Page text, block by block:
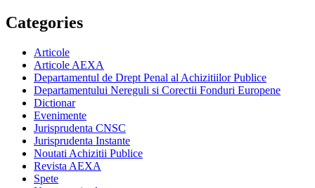
Categories
Articole
Articole AEXA
Departamentul de Drept Penal al Achizitiilor Publice
Departamentului Nereguli si Corectii Fonduri Europene
Dictionar
Evenimente
Jurisprudenta CNSC
Jurisprudenta Instante
Noutati Achizitii Publice
Revista AEXA
Spete